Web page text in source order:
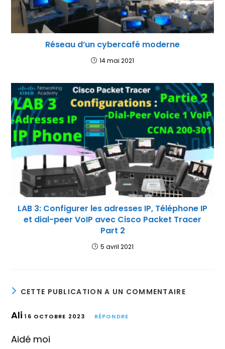
Réseau d’un cybercafé moderne
14 mai 2021
LAB 3: Configurer les adresses IP, Téléphone IP
et dial-peer VoIP avec Cisco Packet Tracer
Part 2
5 avril 2021
CETTE PUBLICATION A UN COMMENTAIRE
Ali16 OCTOBRE 2023 RÉPONDRE
Aidé moi